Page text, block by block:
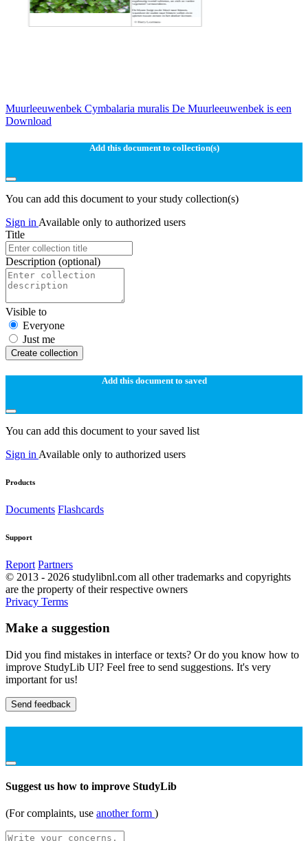
Muurleeuwenbek Cymbalaria muralis De Muurleeuwenbek is een
Download
Add this document to collection(s)
You can add this document to your study collection(s)
Sign in Available only to authorized users
Title
Description (optional)
Visible to
Everyone
Just me
Create collection
Add this document to saved
You can add this document to your saved list
Sign in Available only to authorized users
Products
Documents Flashcards
Support
Report Partners
© 2013 - 2026 studylibnl.com all other trademarks and copyrights
are the property of their respective owners
Privacy Terms
Make a suggestion
Did you find mistakes in interface or texts? Or do you know how to
improve StudyLib UI? Feel free to send suggestions. It's very
important for us!
Send feedback
Suggest us how to improve StudyLib
(For complaints, use another form )